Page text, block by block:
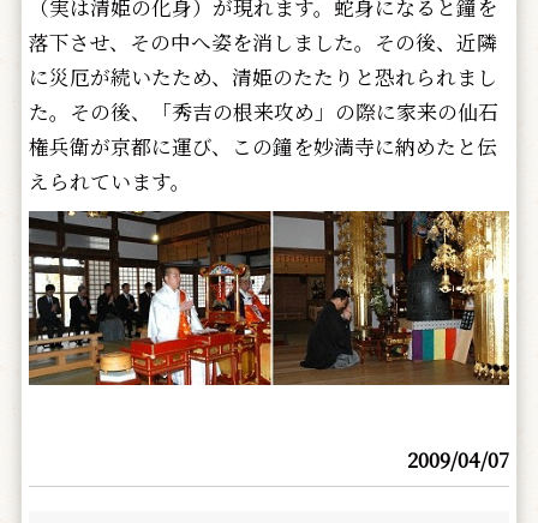
（実は清姫の化身）が現れます。蛇身になると鐘を
落下させ、その中へ姿を消しました。その後、近隣
に災厄が続いたため、清姫のたたりと恐れられまし
た。その後、「秀吉の根来攻め」の際に家来の仙石
権兵衛が京都に運び、この鐘を妙満寺に納めたと伝
えられています。
2009/04/07